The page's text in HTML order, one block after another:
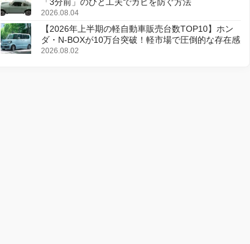
2026.08.04
【2026年上半期の軽自動車販売台数TOP10】ホン
ダ・N-BOXが10万台突破！軽市場で圧倒的な存在感
2026.08.02